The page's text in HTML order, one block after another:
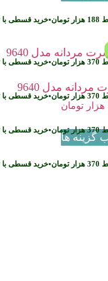
188 هزار تومان•خرید قسطی با
370 هزار تومان•خرید قسطی با
370 هزار تومان•خرید قسطی با
370 هزار تومان•خرید قسطی با
370 هزار تومان•خرید قسطی با
مردانه مدل 9640
هزار تومان
گزینه ها